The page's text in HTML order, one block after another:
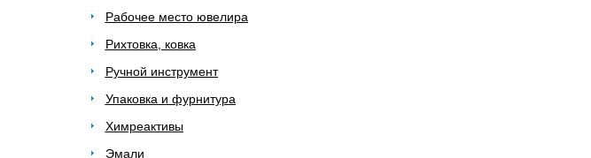
Рабочее место ювелира
Рихтовка, ковка
Ручной инструмент
Упаковка и фурнитура
Химреактивы
Эмали